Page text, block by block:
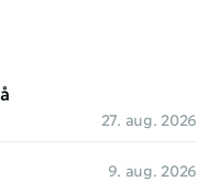
27. aug. 2026
9. aug. 2026